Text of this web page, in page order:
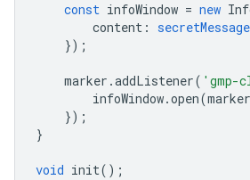
const infoWindow = new
content : secretMessage
});
marker .addListener( 'gmp-
infoWindow.open(marker
});
}
void init();